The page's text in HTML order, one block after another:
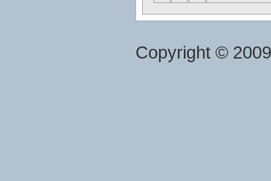
Copyright ©